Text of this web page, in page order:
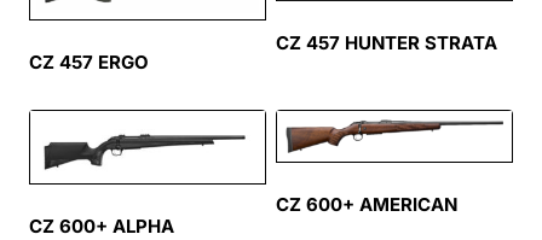
CZ 457 ERGO
CZ 457 HUNTER STRATA
CZ 600+ ALPHA
CZ 600+ AMERICAN